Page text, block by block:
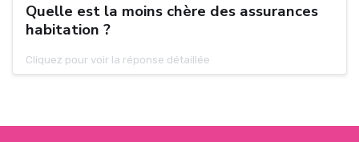
Quelle est la moins chère des assurances
habitation ?
Cliquez pour voir la réponse détaillée